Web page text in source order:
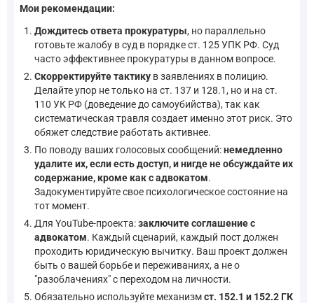
Мои рекомендации:
Дождитесь ответа прокуратуры, но параллельно
готовьте жалобу в суд в порядке ст. 125 УПК РФ. Суд
часто эффективнее прокуратуры в данном вопросе.
Скорректируйте тактику в заявлениях в полицию.
Делайте упор не только на ст. 137 и 128.1, но и на ст.
110 УК РФ (доведение до самоубийства), так как
систематическая травля создает именно этот риск. Это
обяжет следствие работать активнее.
По поводу ваших голосовых сообщений:немедленно
удалите их, если есть доступ, и нигде не обсуждайте их
содержание, кроме как с адвокатом.
Задокументируйте свое психологическое состояние на
тот момент.
Для YouTube-проекта:заключите соглашение с
адвокатом. Каждый сценарий, каждый пост должен
проходить юридическую вычитку. Ваш проект должен
быть о вашей борьбе и переживаниях, а не о
"разоблачениях" с переходом на личности.
Обязательно используйте механизмст. 152.1 и 152.2 ГК